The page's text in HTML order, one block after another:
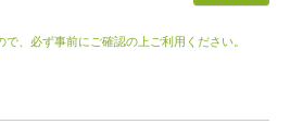
、必ず事前にご確認の上ご利用ください。